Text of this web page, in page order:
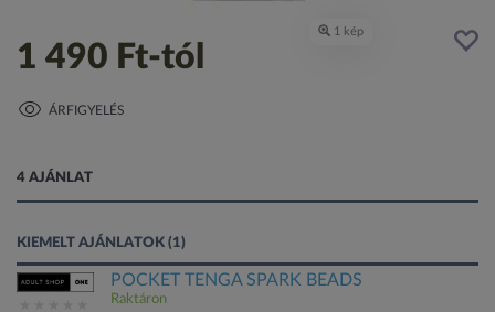
1 490 Ft-tól
ÁRFIGYELÉS
4 AJÁNLAT
KIEMELT AJÁNLATOK (1)
POCKET TENGA SPARK BEADS
Raktáron